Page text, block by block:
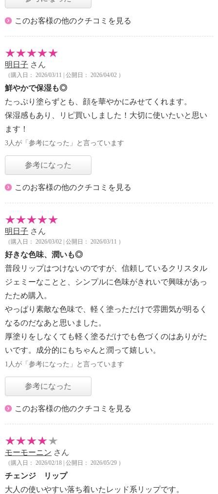
このお客様の他のクチコミを見る
明日子 さん
（購入日： 2026/03/11 | 公開日： 2026/04/02 ）
鮮やかで保湿も◎
たっぷり塗らずとも、顔を華やかにみせてくれます。
保湿感もあり、リピ買いしました！大切に使いたいと思い
ます！
3人が「参考になった」と言っています
参考になった
このお客様の他のクチコミを見る
明日子 さん
（購入日： 2026/03/02 | 公開日： 2026/03/11 ）
好きな色味、潤いも◎
普段リップはつけないのですが、信頼しているクリスタル
ジェミーなことと、シンプルに色味がきれいで興味があっ
たため購入。
やっぱり素敵な色味で、軽く塗っただけで雰囲気が明るく
なるのだなあと思いました。
厚塗りをしなくても軽く塗るだけでも色づくのはありがた
いです。成分的にもちゃんと潤って嬉しい。
1人が「参考になった」と言っています
参考になった
このお客様の他のクチコミを見る
モーモーニン さん
（購入日： 2026/02/18 | 公開日： 2026/05/29 ）
チェンジ リップ
大人の使いやすい落ち着いたレッド系リップです。